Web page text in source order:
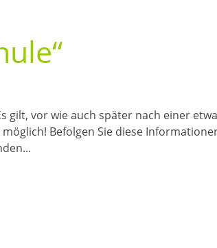
gilt, vor wie auch später nach einer
Befolgen Sie diese